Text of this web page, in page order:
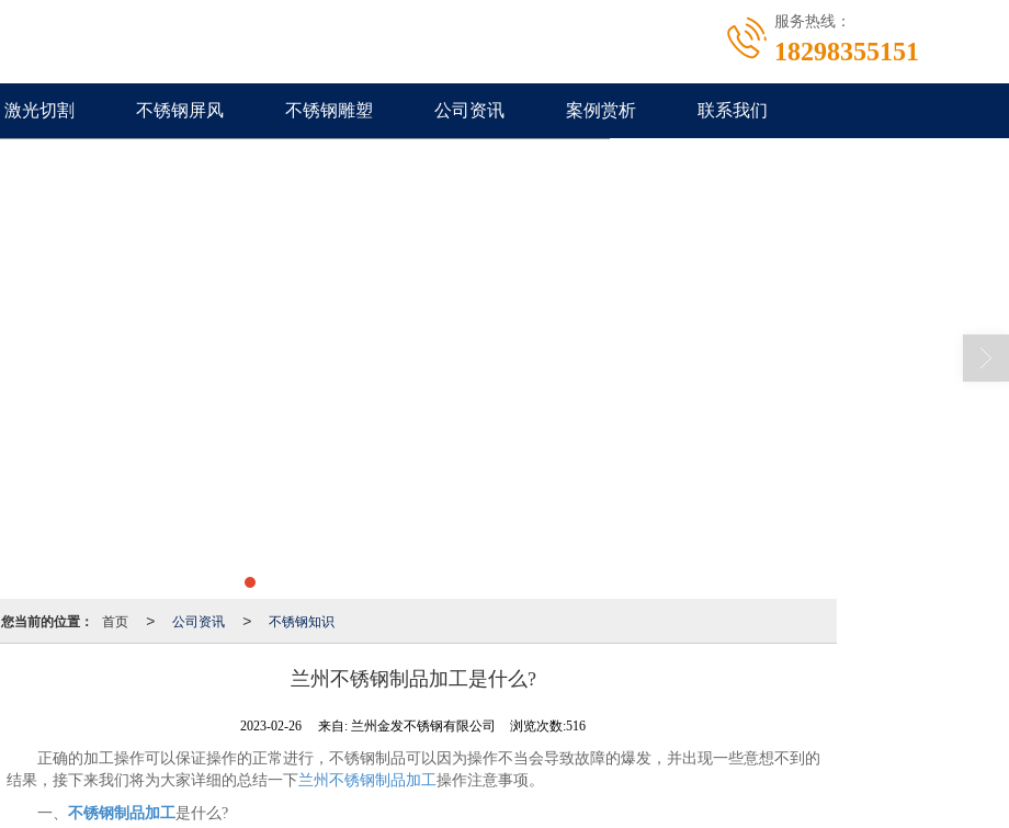
服务热线：
18298355151
激光切割 不锈钢屏风 不锈钢雕塑 公司资讯 案例赏析 联系我们
您当前的位置： 首页 > 公司资讯 > 不锈钢知识
兰州不锈钢制品加工是什么?
2023-02-26 来自: 兰州金发不锈钢有限公司 浏览次数:516
正确的加工操作可以保证操作的正常进行，不锈钢制品可以因为操作不当会导致故障的爆发，并出现一些意想不到的
结果，接下来我们将为大家详细的总结一下兰州不锈钢制品加工操作注意事项。
一、 不锈钢制品加工是什么?